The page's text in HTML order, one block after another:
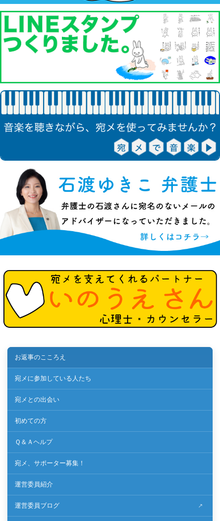
お返事のこころえ
宛メに参加している人たち
宛メとの出会い
初めての方
Ｑ＆Ａヘルプ
宛メ、サポーター募集！
運営委員紹介
運営委員ブログ